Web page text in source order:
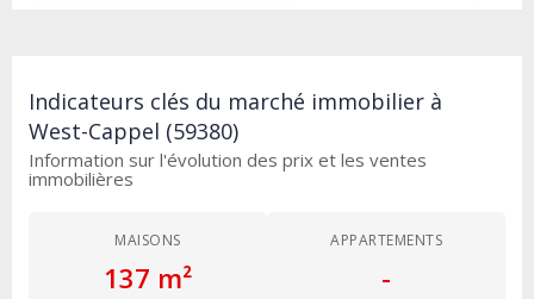
Indicateurs clés du marché immobilier à
West-Cappel (59380)
Information sur l'évolution des prix et les ventes
immobilières
MAISONS
137 m²
APPARTEMENTS
-